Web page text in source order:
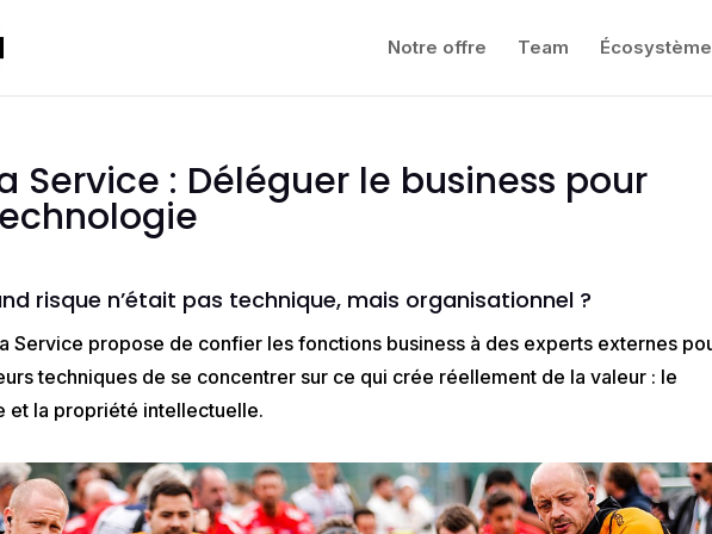
Notre offre Team Écosystème
Service : Déléguer le business pour
risque n’était pas technique, mais organisationnel ?
Service propose de confier les fonctions business à des experts externes
techniques de se concentrer sur ce qui crée réellement de la valeur : le
et la propriété intellectuelle.